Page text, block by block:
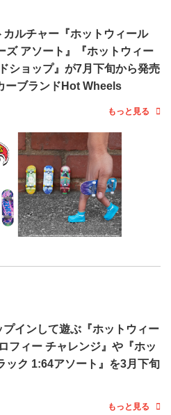
ルチャー『ホットウィール
ズ アソート』『ホットウィー
ショップ』が7月下旬から発売
ーブランドHot Wheels
もっと見る
インして遊ぶ『ホットウィー
フィー チャレンジ』や『ホッ
ック 1:64アソート』を3月下旬
もっと見る